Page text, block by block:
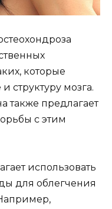
которые
структуру мозга.
также предлагает
с этим
использовать
для облегчения